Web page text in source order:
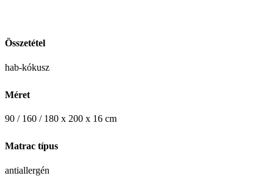
Összetétel
hab-kókusz
Méret
90 / 160 / 180 x 200 x 16 cm
Matrac típus
antiallergén